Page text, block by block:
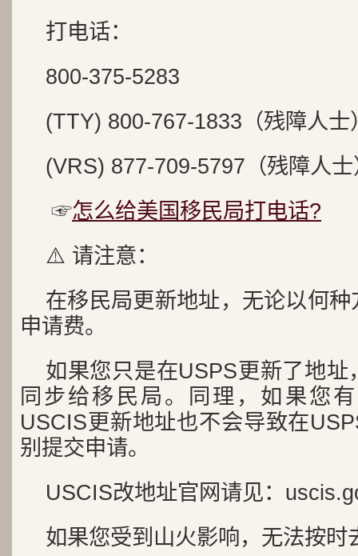
打电话：
800-375-5283
(TTY) 800-767-1833（残障人士
(VRS) 877-709-5797（残障人士
☞怎么给美国移民局打电话?
⚠️ 请注意：
在移民局更新地址，无论以何
申请费。
如果您只是在USPS更新了地
同步给移民局。同理，如果您
USCIS更新地址也不会导致在
别提交申请。
USCIS改地址官网请见：
如果您受到山火影响，无法按时